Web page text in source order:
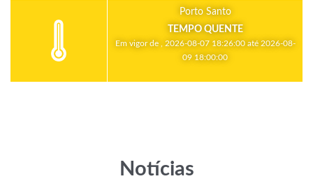
Porto Santo
TEMPO QUENTE
Em vigor de , 2026-08-07 18:26:00 até 2026-08-
09 18:00:00
Notícias